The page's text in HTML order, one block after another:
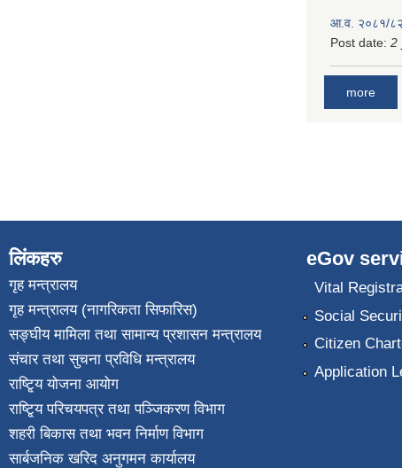
आ.व. २०८१/८२
Post date: 2
more
लिंकहरु
गृह मन्त्रालय
गृह मन्त्रालय (नागरिकता सिफारिस)
सङ्घीय मामिला तथा सामान्य प्रशासन मन्त्रालय
संचार तथा सुचना प्रविधि मन्त्रालय
राष्टि्ृय योजना आयोग
राष्टि्ृय परिचयपत्र तथा पञ्जिकरण विभाग
शहरी बिकास तथा भवन निर्माण विभाग
सार्बजनिक खरिद अनुगमन कार्यालय
eGov
Vital
Social
Citizen
Application